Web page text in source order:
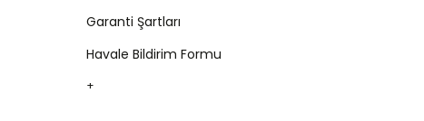
Garanti Şartları
Havale Bildirim Formu
+